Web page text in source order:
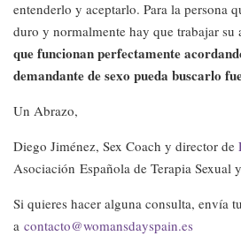
entenderlo y aceptarlo. Para la persona
duro y normalmente hay que trabajar su
que funcionan perfectamente
demandante de sexo pueda buscarlo
Un Abrazo,
Diego Jiménez, Sex Coach y director de
Asociación Española de Terapia Sexual
Si quieres hacer alguna consulta, envía
a contacto@womansdayspain.es